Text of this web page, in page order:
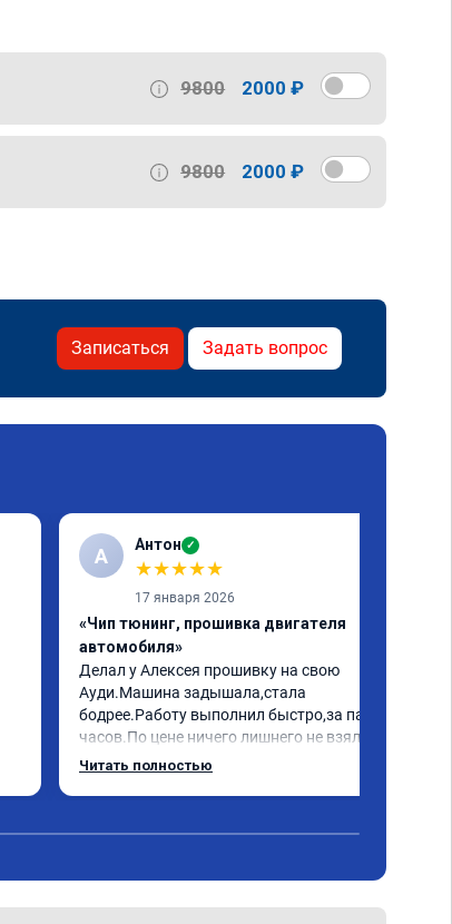
9800 2000 ₽
9800 2000 ₽
Записаться Задать вопрос
А Антон ✓
★★★★★
17 января 2026
«Чип тюнинг, прошивка двигателя
автомобиля»
Делал у Алексея прошивку на свою
Ауди.Машина задышала,стала
бодрее.Работу выполнил быстро,за пару
часов.По цене ничего лишнего не взял,всё
как договаривались заранее.После
Читать полностью